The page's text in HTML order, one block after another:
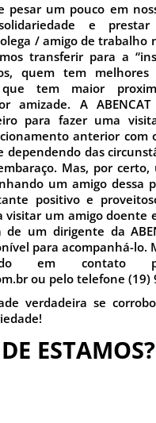
pesar um pouco em
e
/ amigo de trabalho
transferir para a
quem tem melhores
tem maior
amizade. A
para fazer uma
anterior com
das
Mas, por
um amigo dessa
positivo e
visitar um amigo doente
um dirigente da
para acompanhá-lo.
em contato
ou pelo telefone (19)
verdadeira se
ESTAMOS?